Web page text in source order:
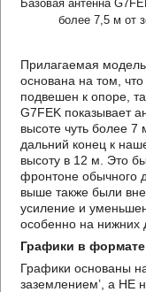
Базовая антенна
более 7,5 м от
Прилагаемая
основана на том,
подвешен к опоре,
G7FEK показывает
высоте чуть более
дальний конец к
высоту в 12 м. Это
фронтоне обычного
выше также были
усиление и
особенно на нижних
Графики в формате
Графики основаны
заземлением’, а НЕ